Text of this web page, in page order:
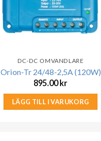
DC-DC OMVANDLARE
Orion-Tr 24/48-2,5A (120W)
895.00kr
LÄGG TILL I VARUKORG